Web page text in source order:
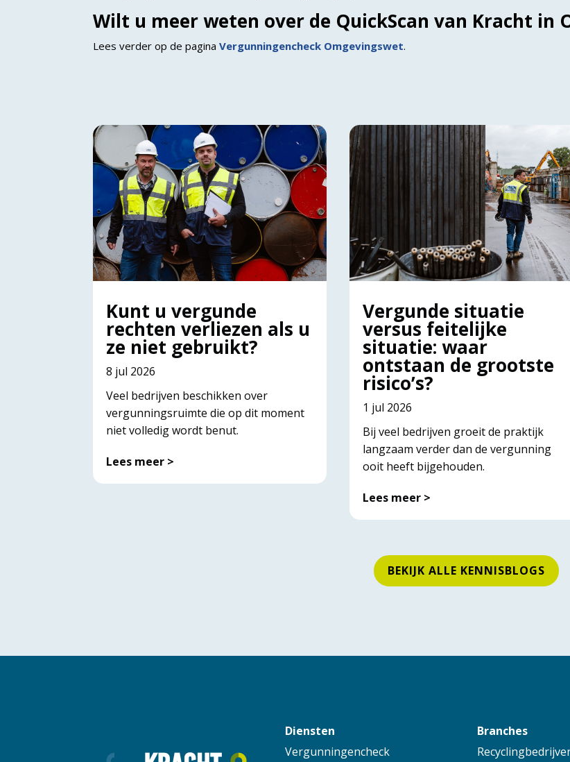
Wilt u meer weten over de QuickScan van Kracht in
Lees verder op de paginaVergunningencheck Omgevingswet.
Kunt u vergunde
rechten verliezen als u
ze niet gebruikt?
8 jul 2026
Veel bedrijven beschikken over
vergunningsruimte die op dit moment
niet volledig wordt benut.
Lees meer >
Vergunde situatie
versus feitelijke
situatie: waar
ontstaan de grootste
risico’s?
1 jul 2026
Bij veel bedrijven groeit de praktijk
langzaam verder dan de vergunning
ooit heeft bijgehouden.
Lees meer >
BEKIJK ALLE KENNISBLOGS
Diensten
Vergunningencheck
Branches